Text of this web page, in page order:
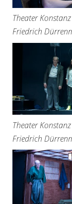
Theater
Friedrich
Theater
Friedrich